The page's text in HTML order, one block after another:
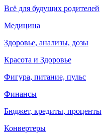
Всё для будущих родителей
Медицина
Здоровье, анализы, дозы
Красота и Здоровье
Фигура, питание, пульс
Финансы
Бюджет, кредиты, проценты
Конвертеры